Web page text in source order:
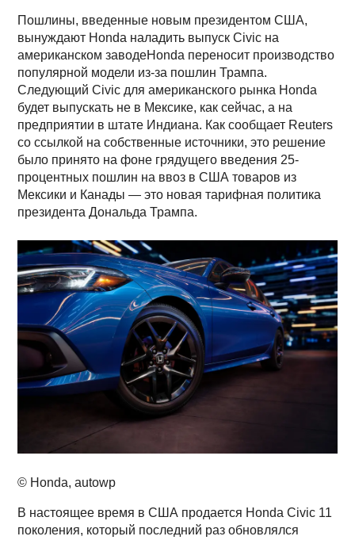
Пошлины, введенные новым президентом США,
вынуждают Honda наладить выпуск Civic на
американском заводеHonda переносит производство
популярной модели из-за пошлин Трампа.
Следующий Civic для американского рынка Honda
будет выпускать не в Мексике, как сейчас, а на
предприятии в штате Индиана. Как сообщает Reuters
со ссылкой на собственные источники, это решение
было принято на фоне грядущего введения 25-
процентных пошлин на ввоз в США товаров из
Мексики и Канады — это новая тарифная политика
президента Дональда Трампа.
© Honda, autowp
В настоящее время в США продается Honda Civic 11
поколения, который последний раз обновлялся